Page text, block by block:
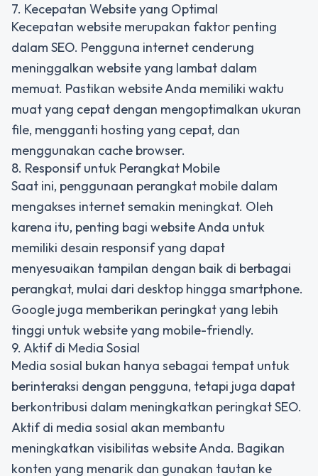
7. Kecepatan Website yang Optimal
Kecepatan website merupakan faktor penting
dalam SEO. Pengguna internet cenderung
meninggalkan website yang lambat dalam
memuat. Pastikan website Anda memiliki waktu
muat yang cepat dengan mengoptimalkan ukuran
file, mengganti hosting yang cepat, dan
menggunakan cache browser.
8. Responsif untuk Perangkat Mobile
Saat ini, penggunaan perangkat mobile dalam
mengakses internet semakin meningkat. Oleh
karena itu, penting bagi website Anda untuk
memiliki desain responsif yang dapat
menyesuaikan tampilan dengan baik di berbagai
perangkat, mulai dari desktop hingga smartphone.
Google juga memberikan peringkat yang lebih
tinggi untuk website yang mobile-friendly.
9. Aktif di Media Sosial
Media sosial bukan hanya sebagai tempat untuk
berinteraksi dengan pengguna, tetapi juga dapat
berkontribusi dalam meningkatkan peringkat SEO.
Aktif di media sosial akan membantu
meningkatkan visibilitas website Anda. Bagikan
konten yang menarik dan gunakan tautan ke